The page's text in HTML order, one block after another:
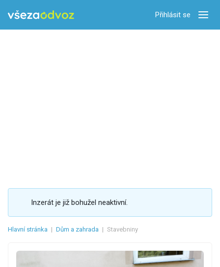
Přihlásit se
Inzerát je již bohužel neaktivní.
Hlavní stránka | Dům a zahrada | Stavebniny